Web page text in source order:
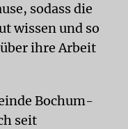
sodass die
wissen und so
ihre Arbeit
Bochum-
seit